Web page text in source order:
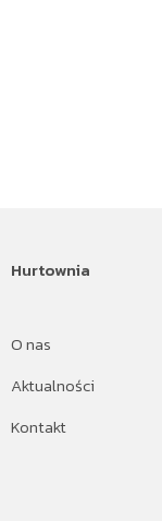
Hurtownia
O nas
Aktualności
Kontakt